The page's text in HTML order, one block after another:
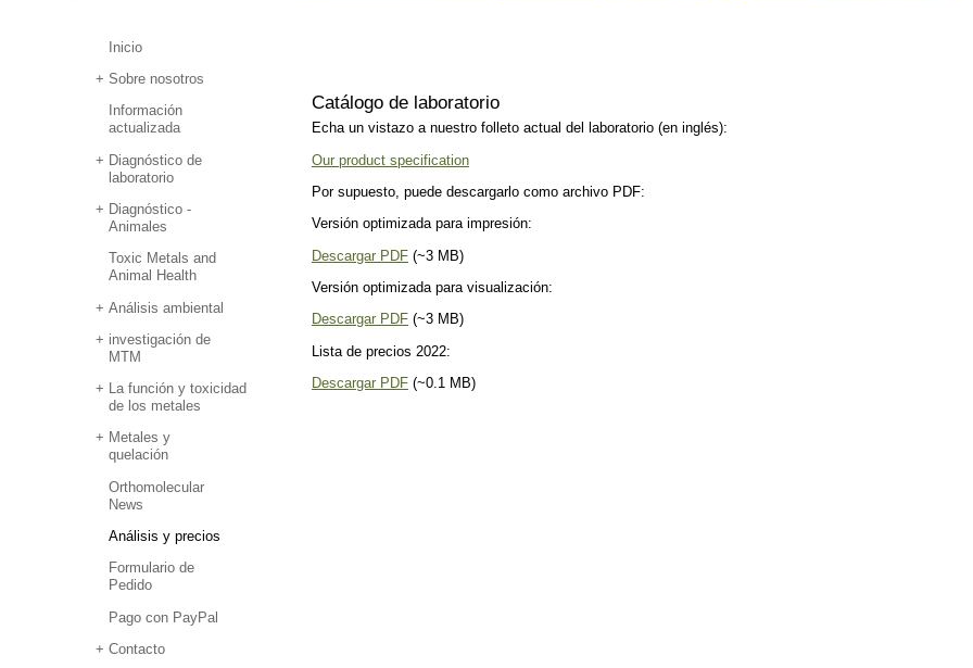
Inicio
Sobre nosotros
Información
actualizada
Diagnóstico de
laboratorio
Diagnóstico -
Animales
Toxic Metals and
Animal Health
Análisis ambiental
investigación de
MTM
La función y toxicidad
de los metales
Metales y
quelación
Orthomolecular
News
Análisis y precios
Formulario de
Pedido
Pago con PayPal
Contacto
Catálogo de laboratorio
Echa un vistazo a nuestro folleto actual del laboratorio (en inglés):
Our product specification
Por supuesto, puede descargarlo como archivo PDF:
Versión optimizada para impresión:
Descargar PDF (~3 MB)
Versión optimizada para visualización:
Descargar PDF (~3 MB)
Lista de precios 2022:
Descargar PDF (~0.1 MB)